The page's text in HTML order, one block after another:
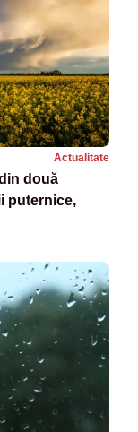
Actualitate
două
puternice,